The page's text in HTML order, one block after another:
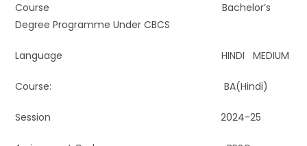
Course Bachelor’s
Degree Programme Under CBCS
Language HINDI MEDIUM
Course: BA(Hindi)
Session 2024-25